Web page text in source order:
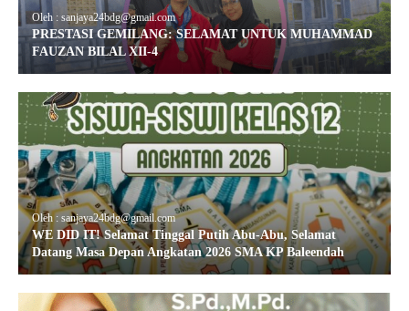
Oleh : sanjaya24bdg@gmail.com
PRESTASI GEMILANG: SELAMAT UNTUK MUHAMMAD
FAUZAN BILAL XII-4
Oleh : sanjaya24bdg@gmail.com
WE DID IT! Selamat Tinggal Putih Abu-Abu, Selamat
Datang Masa Depan Angkatan 2026 SMA KP Baleendah